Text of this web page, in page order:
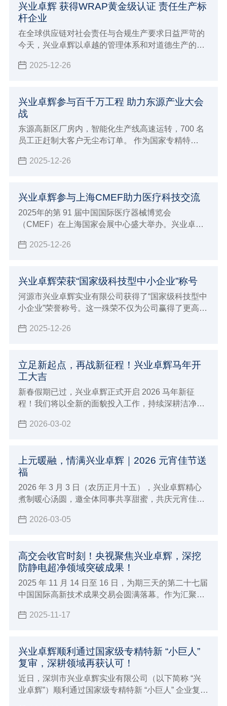
兴业卓辉 获得WRAP黄金级认证 责任生产标
杆企业
在全球供应链对社会责任与合规生产要求日益严苛的
今天，兴业卓辉以卓越的管理体系和对道德生产的坚
黄金级认证 责任生产标杆企业。
2025-12-26
兴业卓辉参与百千万工程 助力东源产业大会
战
东源高新区厂房内，智能化生产线高速运转，700 名
员工正赶制大客户无尘布订单。 作为国家专精特
收官，2025 年开年订单量同比激增 30%，正以 “一天
2025-12-26
兴业卓辉参与上海CMEF助力医疗科技交流
2025年的第 91 届中国国际医疗器械博览会
（CMEF）在上海国家会展中心盛大举办。兴业卓辉
系列、手术耗材系列、医疗防护系列、消毒液系列等
2025-12-26
兴业卓辉荣获“国家级科技型中小企业”称号
河源市兴业卓辉实业有限公司获得了“国家级科技型中
小企业”荣誉称号。这一殊荣不仅为公司赢得了更高的
支持、技术合作等方面开辟了更为广阔的发展空间。
2025-12-26
立足新起点，再战新征程！兴业卓辉马年开
工大吉
新春假期已过，兴业卓辉正式开启 2026 马年新征
程！我们将以全新的面貌投入工作，持续深耕洁净防
整体解决方案，携手共创佳绩！
2026-03-02
上元暖融，情满兴业卓辉｜2026 元宵佳节送
福
2026 年 3 月 3 日（农历正月十五），兴业卓辉精心
煮制暖心汤圆，邀全体同事共享甜蜜，共庆元宵佳
2026-03-05
高交会收官时刻！央视聚焦兴业卓辉，深挖
防静电超净领域突破成果！
2025 年 11 月 14 日至 16 日，为期三天的第二十七届
中国国际高新技术成果交易会圆满落幕。作为汇聚全
司携多款新品与专业解决方案精彩亮相，向业界充分
2025-11-17
兴业卓辉顺利通过国家级专精特新 “小巨人”
复审，深耕领域再获认可！
近日，深圳市兴业卓辉实业有限公司（以下简称 “兴
业卓辉”）顺利通过国家级专精特新 “小巨人” 企业复